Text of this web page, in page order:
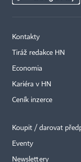
Kontakty
Tiráž redakce HN
Economia
Kariéra v HN
Ceník inzerce
Koupit / darovat
Eventy
Newslettery